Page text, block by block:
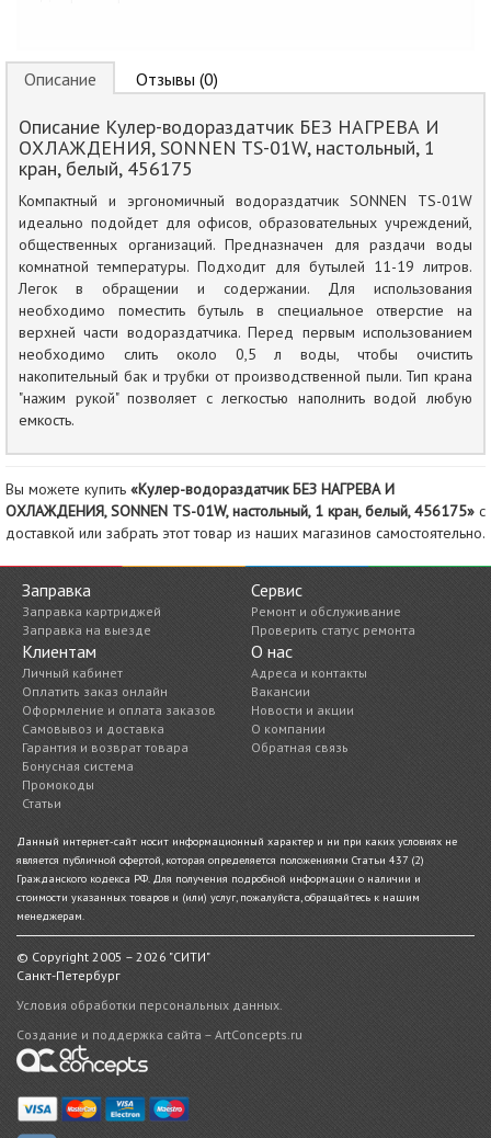
Описание Отзывы (0)
Описание Кулер-водораздатчик БЕЗ НАГРЕВА И
ОХЛАЖДЕНИЯ, SONNEN TS-01W, настольный, 1
кран, белый, 456175
Компактный и эргономичный водораздатчик SONNEN TS-01W
идеально подойдет для офисов, образовательных учреждений,
общественных организаций. Предназначен для раздачи воды
комнатной температуры. Подходит для бутылей 11-19 литров.
Легок в обращении и содержании. Для использования
необходимо поместить бутыль в специальное отверстие на
верхней части водораздатчика. Перед первым использованием
необходимо слить около 0,5 л воды, чтобы очистить
накопительный бак и трубки от производственной пыли. Тип крана
"нажим рукой" позволяет с легкостью наполнить водой любую
емкость.
Вы можете купить «Кулер-водораздатчик БЕЗ НАГРЕВА И
ОХЛАЖДЕНИЯ, SONNEN TS-01W, настольный, 1 кран, белый, 456175» с
доставкой или забрать этот товар из наших магазинов самостоятельно.
Заправка
Заправка картриджей
Заправка на выезде
Сервис
Ремонт и обслуживание
Проверить статус ремонта
Клиентам
Личный кабинет
Оплатить заказ онлайн
Оформление и оплата заказов
Самовывоз и доставка
Гарантия и возврат товара
Бонусная система
Промокоды
Статьи
О нас
Адреса и контакты
Вакансии
Новости и акции
О компании
Обратная связь
Данный интернет-сайт носит информационный характер и ни при каких условиях не
является публичной офертой, которая определяется положениями Статьи 437 (2)
Гражданского кодекса РФ. Для получения подробной информации о наличии и
стоимости указанных товаров и (или) услуг, пожалуйста, обращайтесь к нашим
менеджерам.
© Copyright 2005 – 2026 "СИТИ"
Санкт-Петербург
Условия обработки персональных данных.
Создание и поддержка сайта – ArtConcepts.ru